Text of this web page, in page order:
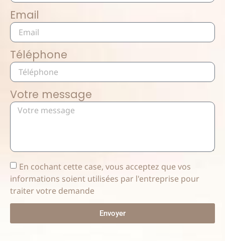
Email
Téléphone
Votre message
En cochant cette case, vous acceptez que vos
informations soient utilisées par l'entreprise pour
traiter votre demande
Envoyer